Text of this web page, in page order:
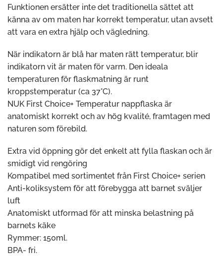
Funktionen ersätter inte det traditionella sättet att
känna av om maten har korrekt temperatur, utan avsett
att vara en extra hjälp och vägledning.
När indikatorn är blå har maten rätt temperatur, blir
indikatorn vit är maten för varm. Den ideala
temperaturen för flaskmatning är runt
kroppstemperatur (ca 37°C).
NUK First Choice+ Temperatur nappflaska är
anatomiskt korrekt och av hög kvalité, framtagen med
naturen som förebild.
Extra vid öppning gör det enkelt att fylla flaskan och är
smidigt vid rengöring
Kompatibel med sortimentet från First Choice+ serien
Anti-koliksystem för att förebygga att barnet sväljer
luft
Anatomiskt utformad för att minska belastning på
barnets käke
Rymmer: 150ml.
BPA- fri.